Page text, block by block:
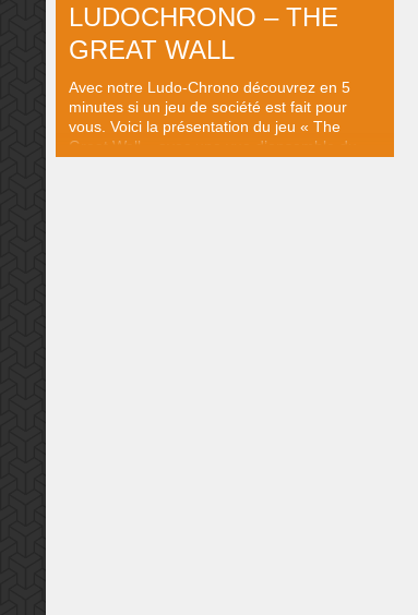
LUDOCHRONO – THE
GREAT WALL
Avec notre Ludo-Chrono découvrez en 5
minutes si un jeu de société est fait pour
vous. Voici la présentation du jeu « The
Great Wall » avec une vue d’ensemble du